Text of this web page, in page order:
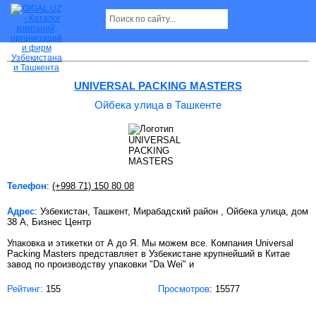
Ойбека улица в Ташкенте
UNIVERSAL PACKING MASTERS
Ойбека улица в Ташкенте
Телефон: (+998 71) 150 80 08
Адрес: Узбекистан, Ташкент, Мирабадский район , Ойбека улица, дом
38 А, Бизнес Центр
Упаковка и этикетки от А до Я. Мы можем все. Компания Universal
Packing Masters представляет в Узбекистане крупнейший в Китае
завод по производству упаковки "Da Wei" и
Рейтинг: 155 Просмотров: 15577